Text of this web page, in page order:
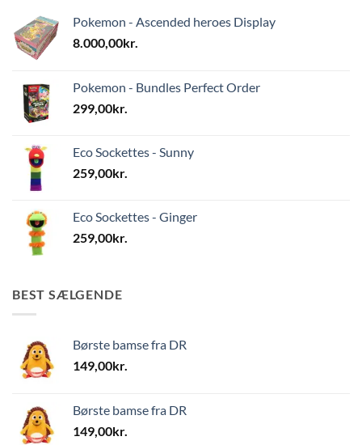
på
varesiden
på
Pokemon - Ascended heroes Display
8.000,00kr.
Pokemon - Bundles Perfect Order
299,00kr.
Eco Sockettes - Sunny
259,00kr.
Eco Sockettes - Ginger
259,00kr.
BEST SÆLGENDE
Børste bamse fra DR
149,00kr.
Børste bamse fra DR
149,00kr.